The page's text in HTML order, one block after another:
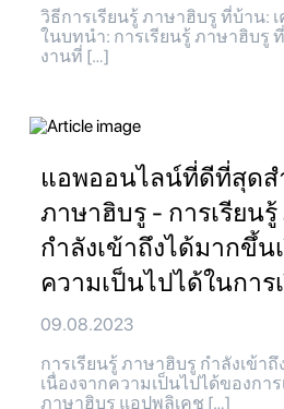
วิธีการเรียนรู้ ภาษาฮิบรู ที่บ้าน:
ในบทนำ: การเรียนรู้ ภาษาฮิบรู
งานที่ […]
แอพออนไลน์ที่ดีที่สุดส
ภาษาฮิบรู - การเรียน
กำลังเข้าถึงได้มากขึ้น
ความเป็นไปได้ในกา
09.08.2023
การเรียนรู้ ภาษาฮิบรู กำลังเข้า
เนื่องจากความเป็นไปได้ของกา
ภาษาฮิบรู แอปพลิเคช […]